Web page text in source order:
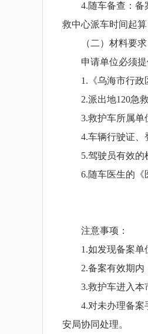
4.随车备查：备案
救中心派车时间起
（二）材料要求
申请单位必须提
1.《乌海市行政区
2.派出地120急救
3.救护车所属单位
4.车辆行驶证、
5.驾驶员有效的机
6.随车医生的《医
注意事项：
1.如发现备案单位
2.备案有效期内，
3.救护车进入本市
4.对未办理备案手
安局协同处理。